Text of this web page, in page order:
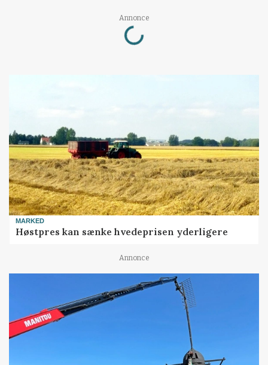
Annonce
Loading...
MARKED
Høstpres kan sænke hvedeprisen yderligere
Annonce